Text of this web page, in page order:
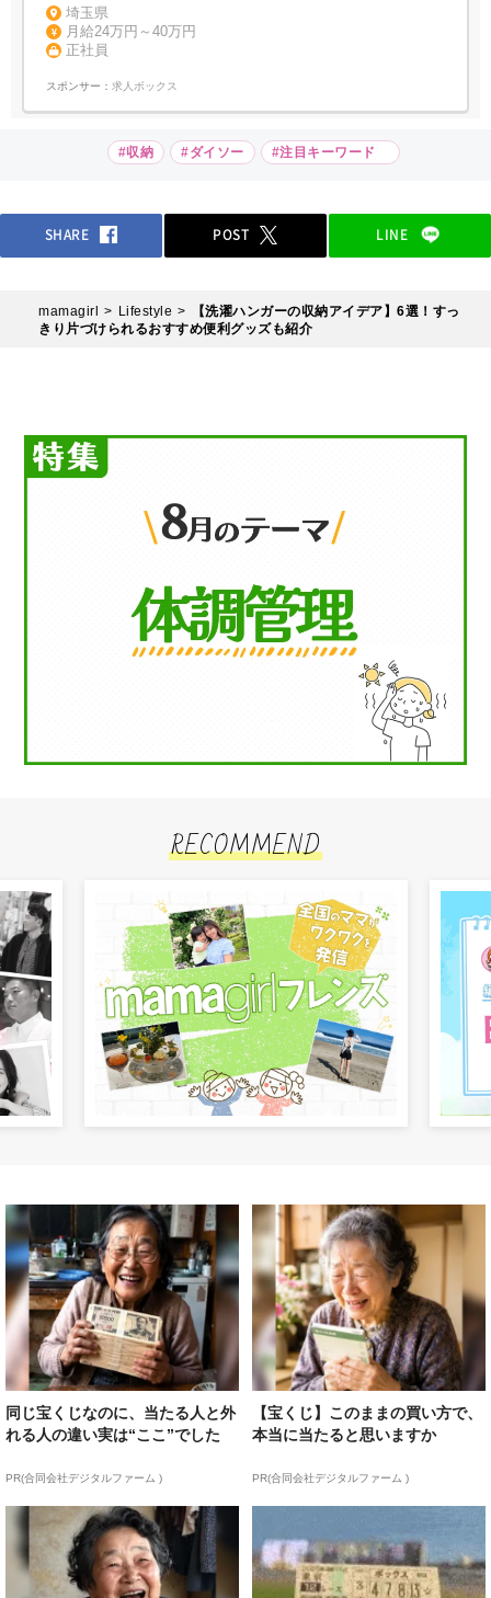
埼玉県
月給24万円～40万円
正社員
スポンサー： 求人ボックス
#収納 #ダイソー #注目キーワード
SHARE POST LINE
mamagirl Lifestyle
【洗濯ハンガーの収納アイデア】6選！すっ
きり片づけられるおすすめ便利グッズも紹介
RECOMMEND
同じ宝くじなのに、当たる人と外
れる人の違い実は“ここ”でした
PR(合同会社デジタルファーム )
【宝くじ】このままの買い方で、
本当に当たると思いますか
PR(合同会社デジタルファーム )